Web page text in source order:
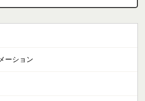
ーション